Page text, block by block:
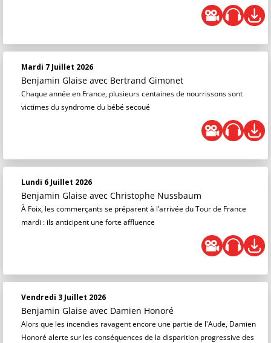
Mardi 7 Juillet 2026
Benjamin Glaise avec Bertrand Gimonet
Chaque année en France, plusieurs centaines de nourrissons sont
victimes du syndrome du bébé secoué
Lundi 6 Juillet 2026
Benjamin Glaise avec Christophe Nussbaum
À Foix, les commerçants se préparent à l’arrivée du Tour de France
mardi : ils anticipent une forte affluence
Vendredi 3 Juillet 2026
Benjamin Glaise avec Damien Honoré
Alors que les incendies ravagent encore une partie de l'Aude, Damien
Honoré alerte sur les conséquences de la disparition progressive des